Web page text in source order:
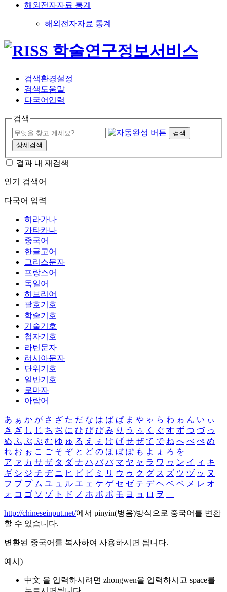
해외전자자료 통계
해외전자자료 통계
검색환경설정
검색도움말
다국어입력
검색
검색
상세검색
결과 내 재검색
인기 검색어
다국어 입력
히라가나
가타카나
중국어
한글고어
그리스문자
프랑스어
독일어
히브리어
괄호기호
학술기호
기술기호
첨자기호
라틴문자
러시아문자
단위기호
일반기호
로마자
아랍어
あ ぁ か が さ ざ た だ な は ば ぱ ま や ゃ ら わ ゎ ん い ぃ
き ぎ し じ ち ぢ に ひ び ぴ み り う ぅ く ぐ す ず つ づ っ
ぬ ふ ぶ ぷ む ゆ ゅ る え ぇ け げ せ ぜ て で ね へ べ ぺ め
れ お ぉ こ ご そ ぞ と ど の ほ ぼ ぽ も よ ょ ろ を
ア ァ カ サ ザ タ ダ ナ ハ バ パ マ ヤ ャ ラ ワ ヮ ン イ ィ キ
ギ シ ジ チ ヂ ニ ヒ ビ ピ ミ リ ウ ゥ ク グ ス ズ ツ ヅ ッ ヌ
フ ブ プ ム ユ ュ ル エ ェ ケ ゲ セ ゼ テ デ ヘ ベ ペ メ レ オ
ォ コ ゴ ソ ゾ ト ド ノ ホ ボ ポ モ ヨ ョ ロ ヲ ―
http://chineseinput.net/에서 pinyin(병음)방식으로 중국어를 변환
할 수 있습니다.
변환된 중국어를 복사하여 사용하시면 됩니다.
예시)
中文 을 입력하시려면 zhongwen을 입력하시고 space를